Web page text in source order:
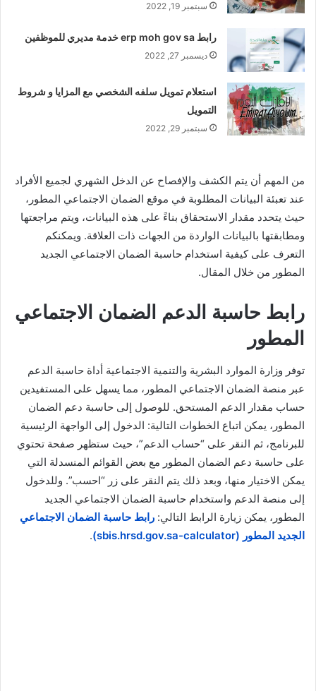
سبتمبر 19, 2022
رابط erp moh gov sa خدمة مديري للموظفين
ديسمبر 27, 2022
استعلام تمويل سلفه الشخصي مع المزايا و شروط
التمويل
سبتمبر 29, 2022
من المهم أن يتم الكشف والإفصاح عن الدخل الشهري لجميع الأفراد
عند تعبئة البيانات المطلوبة في موقع الضمان الاجتماعي المطور،
حيث يتحدد مقدار الاستحقاق بناءً على هذه البيانات، ويتم مراجعتها
ومطابقتها بالبيانات الواردة من الجهات ذات العلاقة. ويمكنكم
التعرف على كيفية استخدام حاسبة الضمان الاجتماعي الجديد
المطور من خلال المقال.
رابط حاسبة الدعم الضمان الاجتماعي
المطور
توفر وزارة الموارد البشرية والتنمية الاجتماعية أداة حاسبة الدعم
عبر منصة الضمان الاجتماعي المطور، مما يسهل على المستفيدين
حساب مقدار الدعم المستحق. للوصول إلى حاسبة دعم الضمان
المطور، يمكن اتباع الخطوات التالية: الدخول إلى الواجهة الرئيسية
للبرنامج، ثم النقر على “حساب الدعم”، حيث ستظهر صفحة تحتوي
على حاسبة دعم الضمان المطور مع بعض القوائم المنسدلة التي
يمكن الاختيار منها، وبعد ذلك يتم النقر على زر “احسب”. وللدخول
إلى منصة الدعم واستخدام حاسبة الضمان الاجتماعي الجديد
المطور، يمكن زيارة الرابط التالي: رابط حاسبة الضمان الاجتماعي
الجديد المطور (sbis.hrsd.gov.sa-calculator)
.